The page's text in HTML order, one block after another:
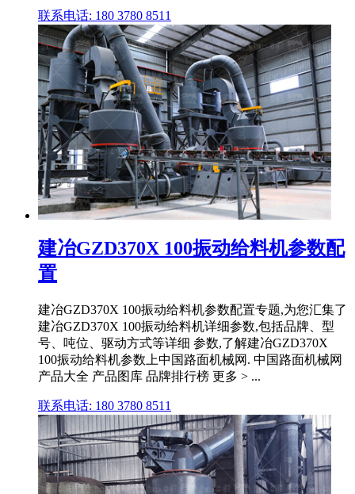
联系电话: 180 3780 8511
建冶GZD370X 100振动给料机参数配
置
建冶GZD370X 100振动给料机参数配置专题,为您汇集了
建冶GZD370X 100振动给料机详细参数,包括品牌、型
号、吨位、驱动方式等详细 参数,了解建冶GZD370X
100振动给料机参数上中国路面机械网. 中国路面机械网
产品大全 产品图库 品牌排行榜 更多 > ...
联系电话: 180 3780 8511